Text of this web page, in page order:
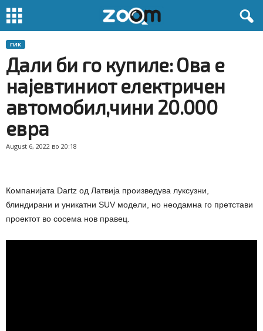
ГИК
Дали би го купиле: Oва е
најевтиниот електричен
автомобил,чини 20.000
евра
August 6, 2022 во 20:18
Компанијата Dartz од Латвија произведува луксузни,
блиндирани и уникатни SUV модели, но неодамна го претстави
проектот во сосема нов правец.